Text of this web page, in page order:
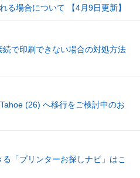
場合について 【4月9日更新】
続で印刷できない場合の対処方法
(26) へ移行をご検討中のお
「プリンターお探しナビ」はこ